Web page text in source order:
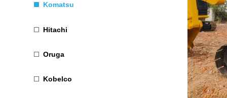
Komatsu
Hitachi
Oruga
Kobelco